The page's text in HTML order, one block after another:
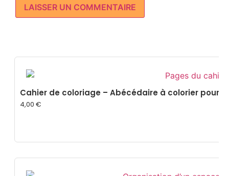
Cahier de coloriage – Abécédaire à colorier pour
4,00 €